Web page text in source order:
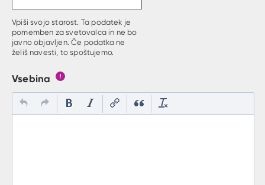
Vpiši svojo starost. Ta podatek je
pomemben za svetovalca in ne bo
javno objavljen. Če podatka ne
želiš navesti, to spoštujemo.
Vsebina